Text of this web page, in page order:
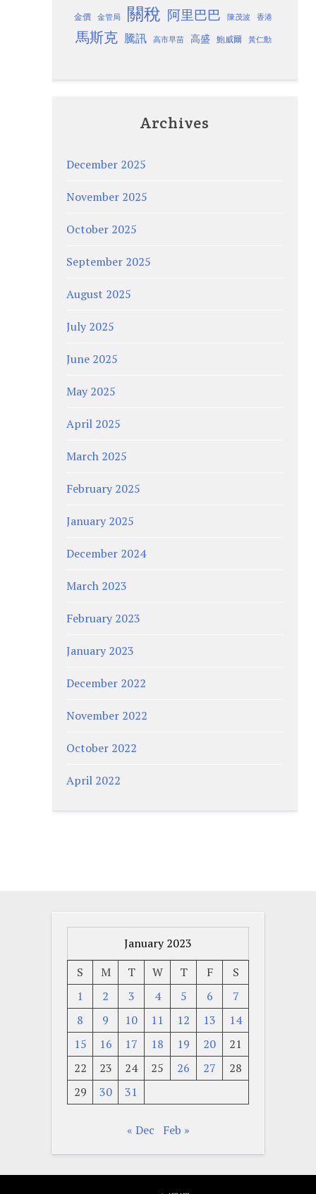
金價 金管局 關稅 阿里巴巴 陳茂波 香港
馬斯克 騰訊 高市早苗 高盛 鮑威爾 黃仁勳
Archives
December 2025
November 2025
October 2025
September 2025
August 2025
July 2025
June 2025
May 2025
April 2025
March 2025
February 2025
January 2025
December 2024
March 2023
February 2023
January 2023
December 2022
November 2022
October 2022
April 2022
January 2023
S
M T W T F
S
1
2 3 4 5 6
7
8
9 10 11 12 13
14
15
16 17 18 19 20
21
22
23 24 25 26 27
28
29
30 31
« Dec Feb »